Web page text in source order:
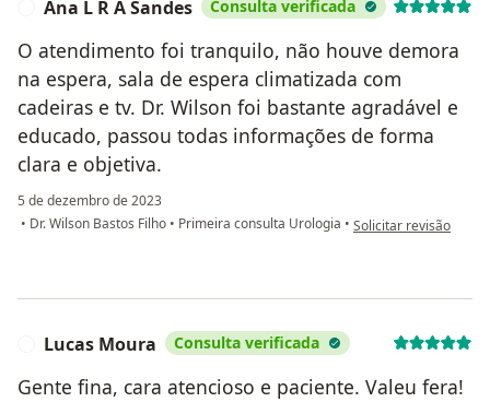
Ana L R A Sandes Consulta verificada
O atendimento foi tranquilo, não houve demora
na espera, sala de espera climatizada com
cadeiras e tv. Dr. Wilson foi bastante agradável e
educado, passou todas informações de forma
clara e objetiva.
5 de dezembro de 2023
• Dr. Wilson Bastos Filho • Primeira consulta Urologia • na opinião do
Solicitar revisão
Lucas Moura Consulta verificada
Gente fina, cara atencioso e paciente. Valeu fera!